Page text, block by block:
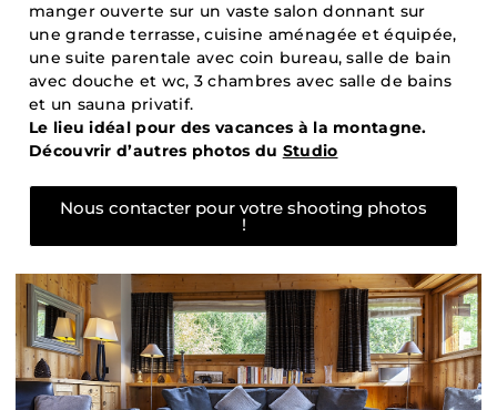
manger ouverte sur un vaste salon donnant sur
une grande terrasse, cuisine aménagée et équipée,
une suite parentale avec coin bureau, salle de bain
avec douche et wc, 3 chambres avec salle de bains
et un sauna privatif.
Le lieu idéal pour des vacances à la montagne.
Découvrir d’autres photos du Studio
Nous contacter pour votre shooting photos
!